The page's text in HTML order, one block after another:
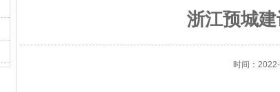
浙江预城
时间：